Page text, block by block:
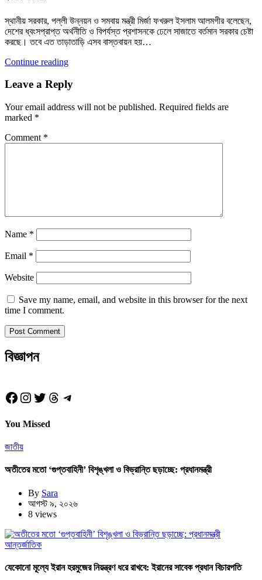
স্থানীয় সরকার, পল্লী উন্নয়ন ও সমবায় মন্ত্রী মির্জা ফখরুল ইসলাম আলমগীর বলেছেন,
দেশের ধ্বংসপ্রাপ্ত অর্থনীতি ও বিপর্যস্ত প্রশাসনকে ঢেলে সাজাতে বর্তমান সরকার চেষ্টা
করছে। তবে এত তাড়াতাড়ি এসব বাস্তবায়ন হয়…
Continue reading
Leave a Reply
Your email address will not be published. Required fields are
marked *
Comment *
Name *
Email *
Website
Save my name, email, and website in this browser for the next
time I comment.
বিজ্ঞাপন
Facebook
Instagram
Twitter
Threads
Telegram
You Missed
জাতীয়
অতীতের মতো ‘গুপ্তবাহিনী’ বিশৃঙ্খলা ও বিভ্রান্তি ছড়াচ্ছে: প্রধানমন্ত্রী
By Sara
আগস্ট ৯, ২০২৬
8 views
আন্তর্জাতিক
যেকোনো মূল্যে ইরান হরমুজের নিয়ন্ত্রণ ধরে রাখবে: ইরানের সাবেক প্রধান বিচারপতি